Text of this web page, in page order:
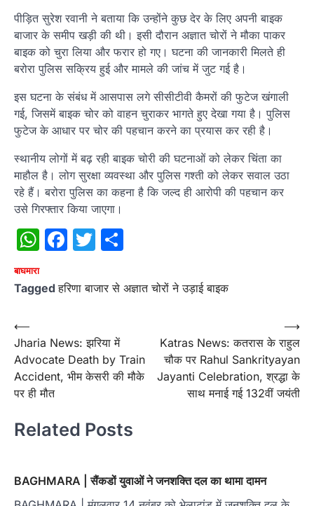
पीड़ित सुरेश रवानी ने बताया कि उन्होंने कुछ देर के लिए अपनी बाइक
बाजार के समीप खड़ी की थी। इसी दौरान अज्ञात चोरों ने मौका पाकर
बाइक को चुरा लिया और फरार हो गए। घटना की जानकारी मिलते ही
बरोरा पुलिस सक्रिय हुई और मामले की जांच में जुट गई है।
इस घटना के संबंध में आसपास लगे सीसीटीवी कैमरों की फुटेज खंगाली
गई, जिसमें बाइक चोर को वाहन चुराकर भागते हुए देखा गया है। पुलिस
फुटेज के आधार पर चोर की पहचान करने का प्रयास कर रही है।
स्थानीय लोगों में बढ़ रही बाइक चोरी की घटनाओं को लेकर चिंता का
माहौल है। लोग सुरक्षा व्यवस्था और पुलिस गश्ती को लेकर सवाल उठा
रहे हैं। बरोरा पुलिस का कहना है कि जल्द ही आरोपी की पहचान कर
उसे गिरफ्तार किया जाएगा।
WhatsApp
Facebook
Twitter
बाघमारा
Taggedहरिणा बाजार से अज्ञात चोरों ने उड़ाई बाइक
Post
navigation
⟵
Jharia News: झरिया में
Advocate Death by Train
Accident, भीम केसरी की मौके
पर ही मौत
Katras News: कतरास के राहुल
चौक पर Rahul Sankrityayan
Jayanti Celebration, श्रद्धा के
साथ मनाई गई 132वीं जयंती
⟶
Related Posts
BAGHMARA | सैंकडों युवाओं ने जनशक्ति दल का थामा दामन